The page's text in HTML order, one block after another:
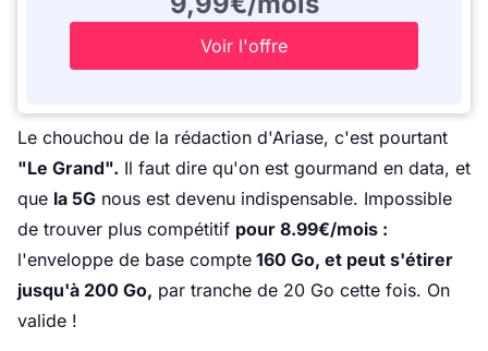
Voir l'offre
Le chouchou de la rédaction d'Ariase, c'est pourtant
"Le Grand". Il faut dire qu'on est gourmand en data, et
que la 5G nous est devenu indispensable. Impossible
de trouver plus compétitif pour 8.99€/mois :
l'enveloppe de base compte 160 Go, et peut s'étirer
jusqu'à 200 Go, par tranche de 20 Go cette fois. On
valide !